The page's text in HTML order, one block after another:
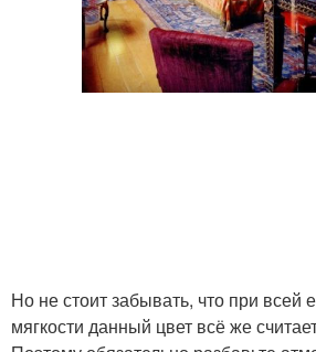
Но не стоит забывать, что при всей
мягкости данный цвет всё же